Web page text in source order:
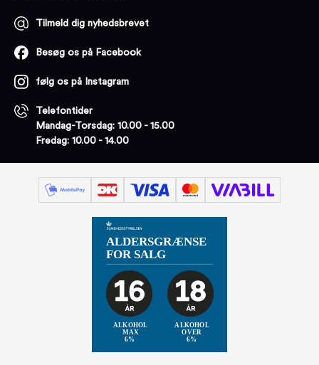
Tilmeld dig nyhedsbrevet
Besøg os på Facebook
følg os på Instagram
Telefontider
Mandag-Torsdag: 10.00 - 15.00
Fredag: 10.00 - 14.00